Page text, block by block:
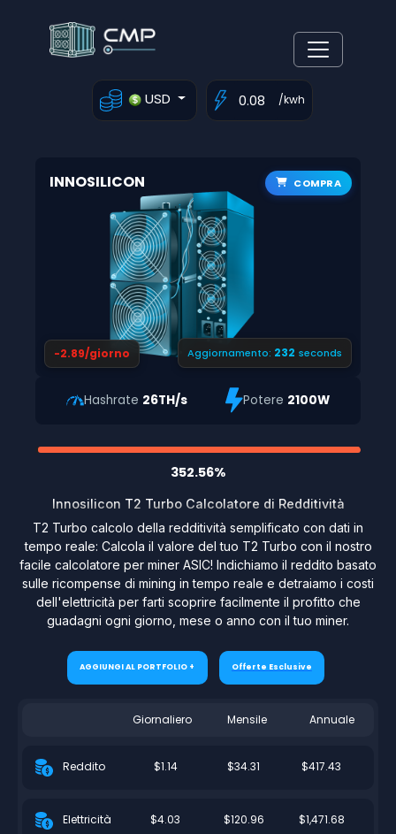
USD /kwh
COMPRA
-2.89/giorno
INNOSILICON
Aggiornamento:231 seconds
Hashrate 26TH/s Potere 2100W
352.56%
Innosilicon T2 Turbo Calcolatore di Redditività
T2 Turbo calcolo della redditività semplificato con dati in
tempo reale: Calcola il valore del tuo T2 Turbo con il nostro
facile calcolatore per miner ASIC! Indichiamo il reddito basato
sulle ricompense di mining in tempo reale e detraiamo i costi
dell'elettricità per farti scoprire facilmente il profitto che
guadagni ogni giorno, mese o anno con il tuo miner.
AGGIUNGI AL PORTFOLIO + Offerte Esclusive
Giornaliero Mensile Annuale
Reddito $1.14 $34.31 $417.43
Elettricità $4.03 $120.96 $1,471.68